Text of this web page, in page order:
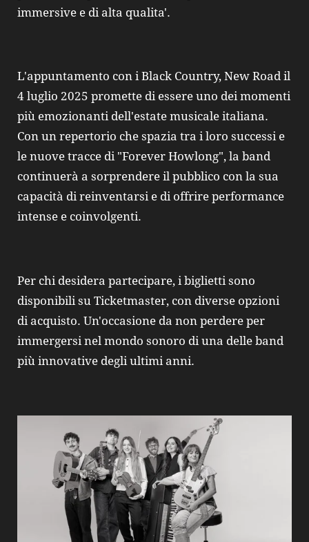
immersive e di alta qualita'.
L'appuntamento con i Black Country, New Road il
4 luglio 2025 promette di essere uno dei momenti
più emozionanti dell'estate musicale italiana.
Con un repertorio che spazia tra i loro successi e
le nuove tracce di "Forever Howlong", la band
continuerà a sorprendere il pubblico con la sua
capacità di reinventarsi e di offrire performance
intense e coinvolgenti.
Per chi desidera partecipare, i biglietti sono
disponibili su Ticketmaster, con diverse opzioni
di acquisto. Un'occasione da non perdere per
immergersi nel mondo sonoro di una delle band
più innovative degli ultimi anni.